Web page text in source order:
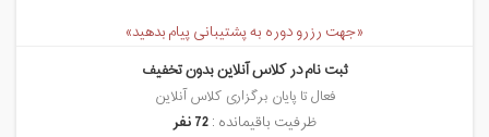
درباره ما
«جهت رزرو دوره به پشتیبانی پیام بدهید»
ثبت نام در کلاس آنلاین بدون تخفیف
فعال تا پایان برگزاری کلاس آنلاین
ظرفیت باقیمانده :72 نفر